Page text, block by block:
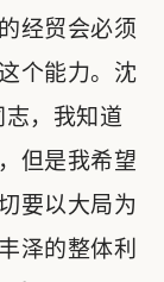
经贸会必须
个能力。沈
，我知道
但是我希望
要以大局为
泽的整体利